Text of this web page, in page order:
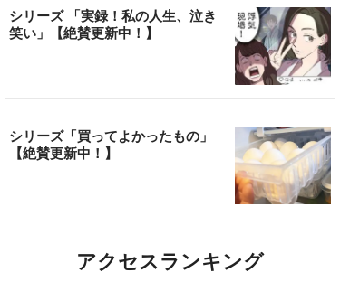
シリーズ 「実録！私の人生、泣き
笑い」【絶賛更新中！】
シリーズ「買ってよかったもの」
【絶賛更新中！】
アクセスランキング